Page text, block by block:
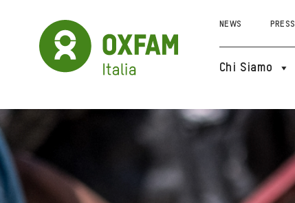
NEWS PRESS
Chi Siamo